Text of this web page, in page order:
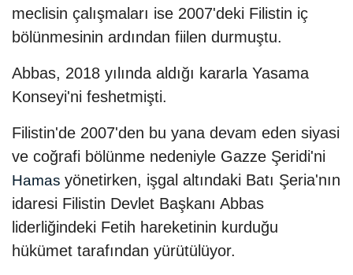
meclisin çalışmaları ise 2007'deki Filistin iç
bölünmesinin ardından fiilen durmuştu.
Abbas, 2018 yılında aldığı kararla Yasama
Konseyi'ni feshetmişti.
Filistin'de 2007'den bu yana devam eden siyasi
ve coğrafi bölünme nedeniyle Gazze Şeridi'ni
Hamas yönetirken, işgal altındaki Batı Şeria'nın
idaresi Filistin Devlet Başkanı Abbas
liderliğindeki Fetih hareketinin kurduğu
hükümet tarafından yürütülüyor.